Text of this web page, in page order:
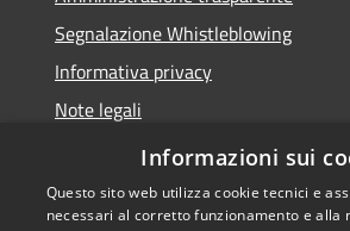
Segnalazione Whistleblowing
Informativa privacy
Note legali
Dichiarazione di accessibilità
Informazioni sui
Questo sito web utilizza cookie tecnici e
necessari al corretto funzionamento e alla